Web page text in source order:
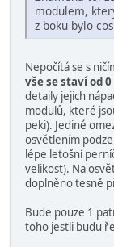
modulem,
z boku bylo
Nepočítá se s
vše se staví od 0
detaily jejich
modulů, které
peki). Jediné
osvětlením
lépe letošní
velikost). Na
doplněno tesně
Bude pouze 1
toho jestli budu